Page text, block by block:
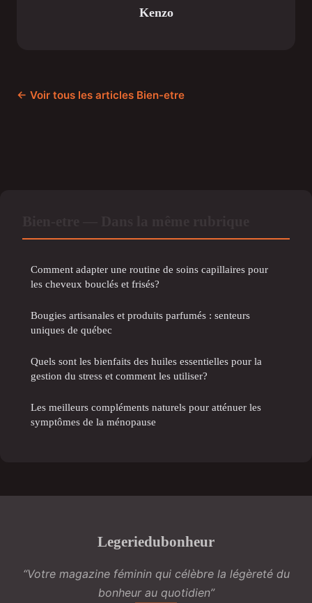
Kenzo
← Voir tous les articles Bien-etre
Comment adapter une routine de soins capillaires pour
les cheveux bouclés et frisés?
Bougies artisanales et produits parfumés : senteurs
uniques de québec
Quels sont les bienfaits des huiles essentielles pour la
gestion du stress et comment les utiliser?
Les meilleurs compléments naturels pour atténuer les
symptômes de la ménopause
Legeriedubonheur
“Votre magazine féminin qui célèbre la légèreté du
bonheur au quotidien”